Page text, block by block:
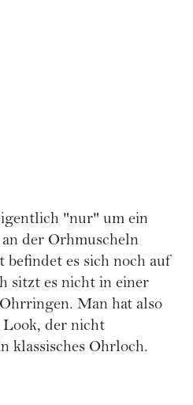
"nur" um ein
der Orhmuscheln
es sich noch auf
sitzt es nicht in einer
Man hat also
Look, der nicht
klassisches Ohrloch.